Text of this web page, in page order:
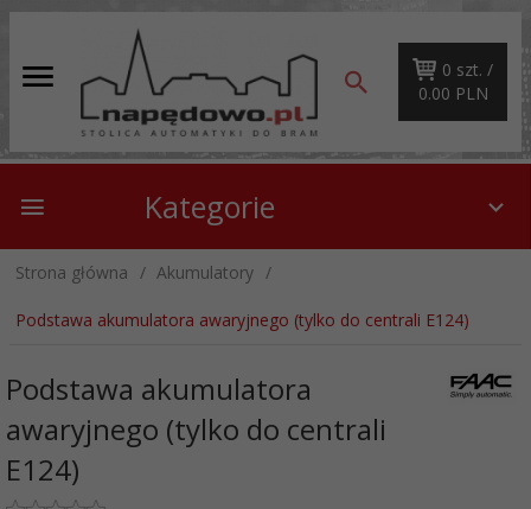
0 szt. /
0.00 PLN
Kategorie
Strona główna Akumulatory
Podstawa akumulatora awaryjnego (tylko do centrali E124)
Podstawa akumulatora
awaryjnego (tylko do centrali
E124)